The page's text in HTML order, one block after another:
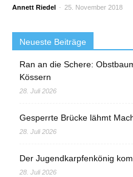
Annett Riedel - 25. November 2018
Neueste Beiträge
Ran an die Schere:
Kössern
28. Juli 2026
Gesperrte Brücke lähmt
28. Juli 2026
Der Jugendkarpfenkönig
28. Juli 2026